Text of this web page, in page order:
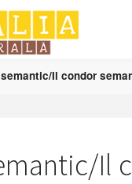
Il condor
Il